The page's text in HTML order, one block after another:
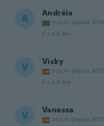
A Andréia
Inscrit depuis 2018
il y a 6 ans
V Vicky
Inscrit depuis 2015
il y a 6 ans
V Vanessa
Inscrit depuis 2017